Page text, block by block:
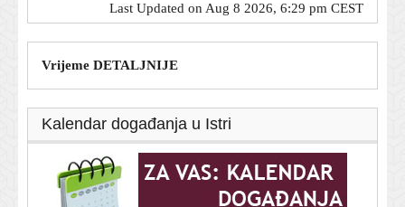
Last Updated on Aug 8 2026, 6:29 pm CEST
Vrijeme DETALJNIJE
Kalendar događanja u Istri